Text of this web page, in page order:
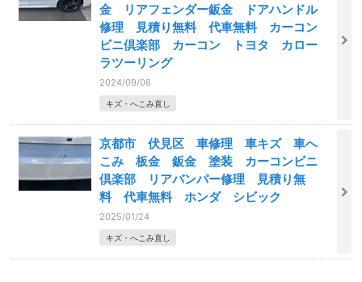
金 リアフェンダー鈑金 ドアハンドル
修理 見積り無料 代車無料 カーコン
ビニ倶楽部 カーコン トヨタ カロー
ラツーリング
2024/09/06
キズ・へこみ直し
京都市 伏見区 車修理 車キズ 車へ
こみ 板金 鈑金 塗装 カーコンビニ
倶楽部 リアバンパー修理 見積り無
料 代車無料 ホンダ シビック
2025/01/24
キズ・へこみ直し